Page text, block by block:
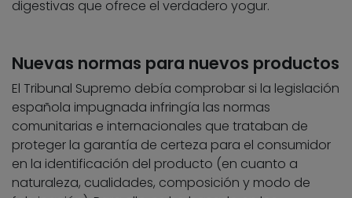
digestivas que ofrece el verdadero yogur.
Nuevas normas para nuevos productos
El Tribunal Supremo debía comprobar si la legislación
española impugnada infringía las normas
comunitarias e internacionales que trataban de
proteger la garantía de certeza para el consumidor
en la identificación del producto (en cuanto a
naturaleza, cualidades, composición y modo de